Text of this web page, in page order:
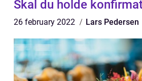
Skal du holde
26 february 2022 Lars Pedersen